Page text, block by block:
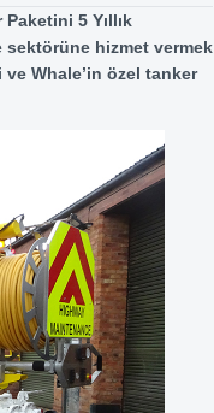
5 Yıllık
hizmet vermek
ve Whale’in özel tanker